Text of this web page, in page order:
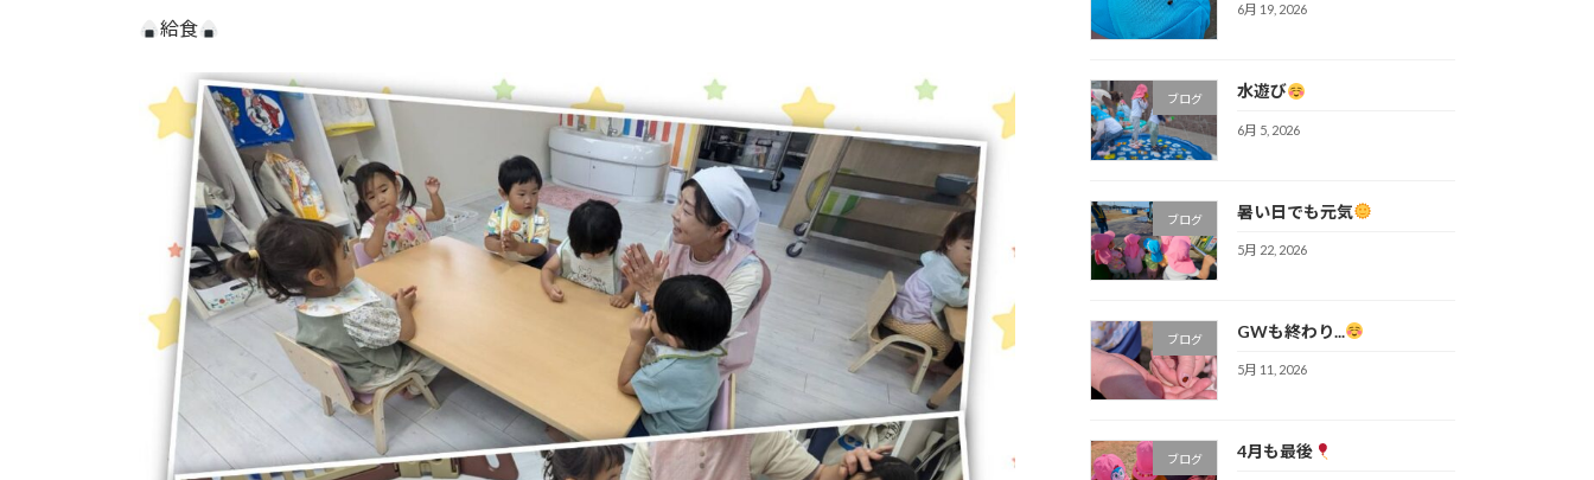
給食
6月 19, 2026
ブログ 水遊び
6月 5, 2026
ブログ 暑い日でも元気
5月 22, 2026
ブログ GWも終わり...
5月 11, 2026
ブログ 4月も最後